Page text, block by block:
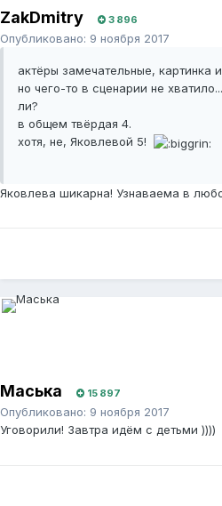
ZakDmitry 3 896
Опубликовано: 9 ноября 2017
актёры замечательные, картинка
но чего-то в сценарии не
ли?
в общем твёрдая 4.
хотя, не, Яковлевой 5!
Яковлева шикарна! Узнаваема в
Маська 15 897
Опубликовано: 9 ноября 2017
Уговорили! Завтра идём с детьми ))))